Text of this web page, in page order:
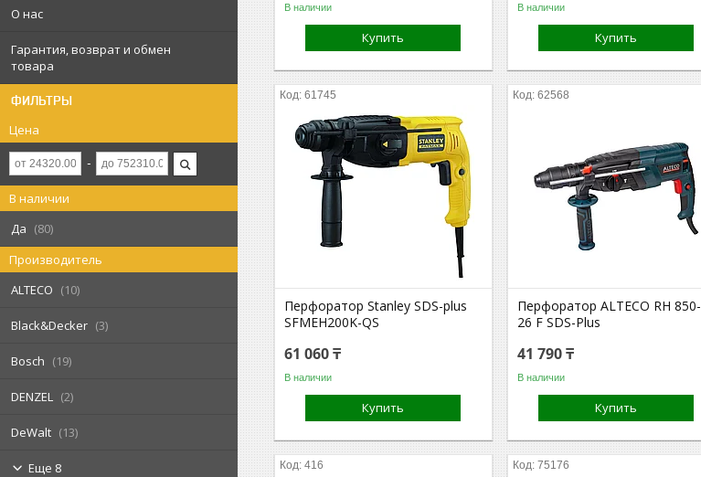
О нас
Гарантия, возврат и обмен
товара
ФИЛЬТРЫ
Цена
В наличии
Да
80
Производитель
ALTECO
10
Black&Decker 3
Bosch 19
DENZEL 2
DeWalt 13
Еще 8
В наличии
Купить
В наличии
Купить
61745
Перфоратор Stanley SDS-plus
SFMEH200K-QS
61 060 ₸
В наличии
Купить
62568
Перфоратор ALTECO RH 850-
26 F SDS-Plus
41 790 ₸
В наличии
Купить
416 75176